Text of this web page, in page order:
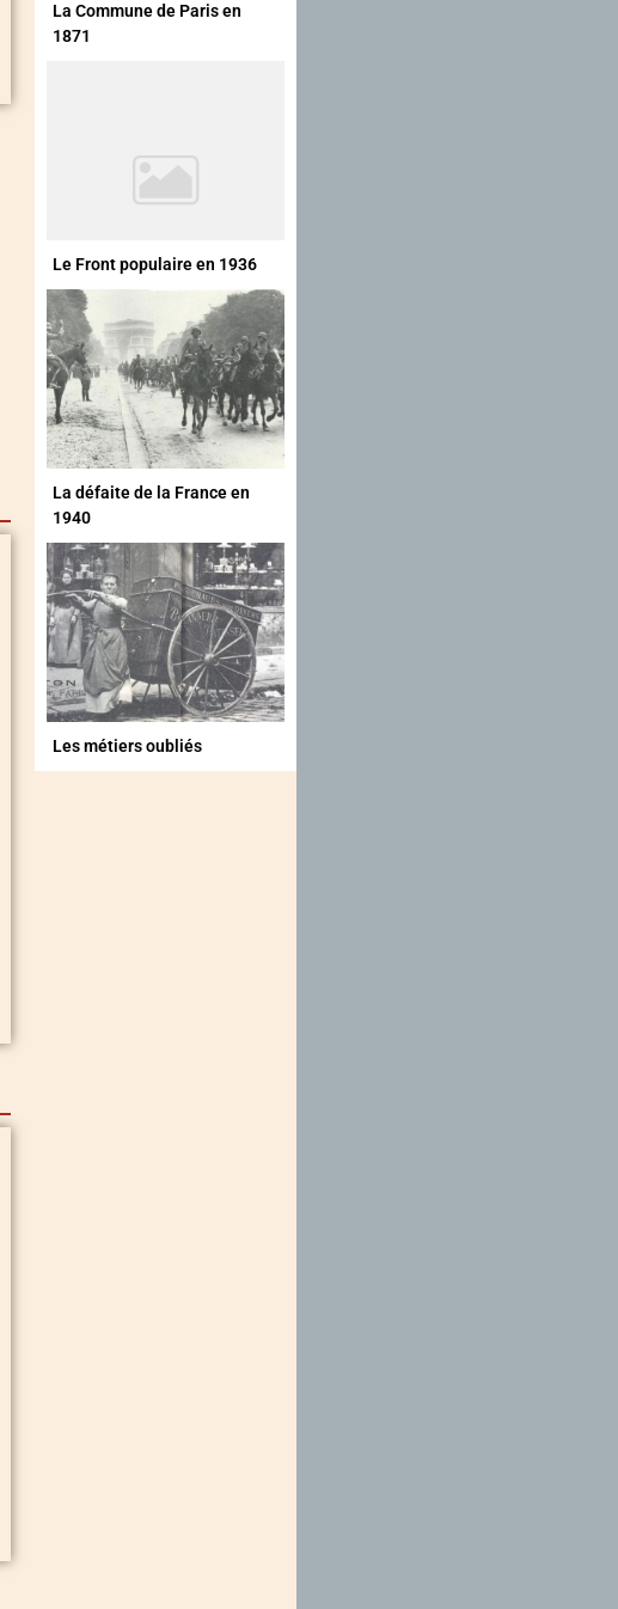
La Commune de Paris en
1871
Le Front populaire en 1936
La défaite de la France en
1940
Les métiers oubliés